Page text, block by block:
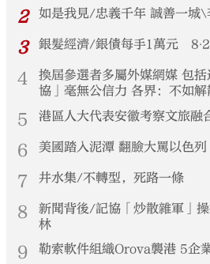
2 如是我見/忠義千年 誠善一城\
3 銀髮經濟/銀債每手1萬元
4
換屆參選者多屬外媒網媒 包
協」毫無公信力 各界：不如解
5 港區人大代表安徽考察文旅融
6 美國踏入泥潭 翻臉大罵以色列
7 井水集/不轉型，死路一條
8
新聞背後/記協「炒散雜軍」
林
9 勒索軟件